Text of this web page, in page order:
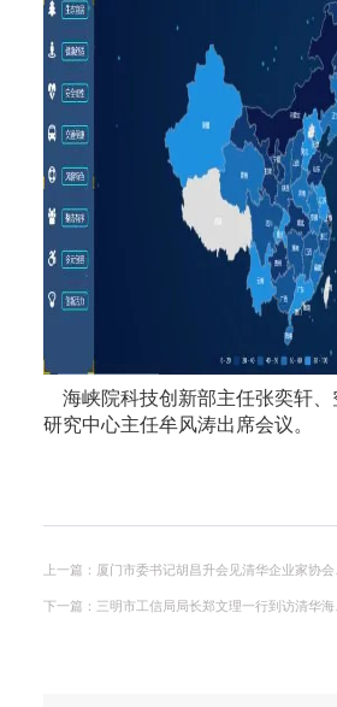
海峡院科技创新部主任张奕轩、
研究中心主任牟风涛出席会议。
下一篇：三明市工